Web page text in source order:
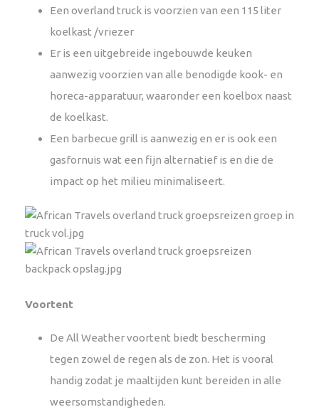
Een overland truck is voorzien van een 115 liter
koelkast /vriezer
Er is een uitgebreide ingebouwde keuken
aanwezig voorzien van alle benodigde kook- en
horeca-apparatuur, waaronder een koelbox naast
de koelkast.
Een barbecue grill is aanwezig en er is ook een
gasfornuis wat een fijn alternatief is en die de
impact op het milieu minimaliseert.
Voortent
De All Weather voortent biedt bescherming
tegen zowel de regen als de zon. Het is vooral
handig zodat je maaltijden kunt bereiden in alle
weersomstandigheden.